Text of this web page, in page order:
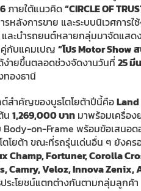
ภายใต้แนวคิด“CIRCLE OF
รหลังการขาย และระบบนิเวศการ
ละนำรถยนต์หลายกลุ่มมาจัดแสด
กับแคมเปญ “โปร Motor Show
ง่ายขึ้นตลอดช่วงจัดงานวันที่ 25 มี
ทองธานี
ต์สำคัญของบูธโตโยต้าปีนี้คือ
น 1,269,000 บาท มาพร้อมเครื่อง
Body-on-Frame พร้อมข้อเสนอด
ตโยต้า ขณะที่รถรุ่นเด่นอื่น ๆ ยังค
Champ, Fortuner, Corolla
Camry, Veloz, Innova Zenix,
ระโยชน์แตกต่างกันตามกลุ่มลูกค้า